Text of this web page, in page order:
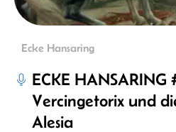
Ecke Hansaring
ECKE HANSARING
Vercingetorix und
Alesia